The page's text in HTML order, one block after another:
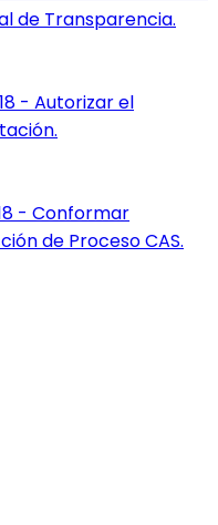
de Transparencia.
- Autorizar el
- Conformar
de Proceso CAS.